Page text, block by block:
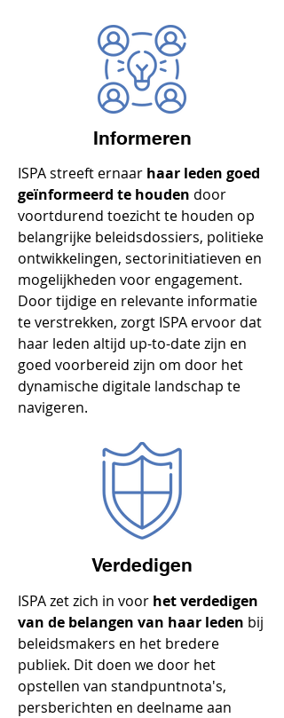
Informeren
ISPA streeft ernaar haar leden goed
geïnformeerd te houden door
voortdurend toezicht te houden op
belangrijke beleidsdossiers, politieke
ontwikkelingen, sectorinitiatieven en
mogelijkheden voor engagement.
Door tijdige en relevante informatie
te verstrekken, zorgt ISPA ervoor dat
haar leden altijd up-to-date zijn en
goed voorbereid zijn om door het
dynamische digitale landschap te
navigeren.
Verdedigen
ISPA zet zich in voor het verdedigen
van de belangen van haar leden bij
beleidsmakers en het bredere
publiek. Dit doen we door het
opstellen van standpuntnota's,
persberichten en deelname aan